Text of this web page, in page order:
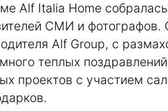
Alf Italia Home
СМИ и
Alf Group, с
теплых
проектов с участием